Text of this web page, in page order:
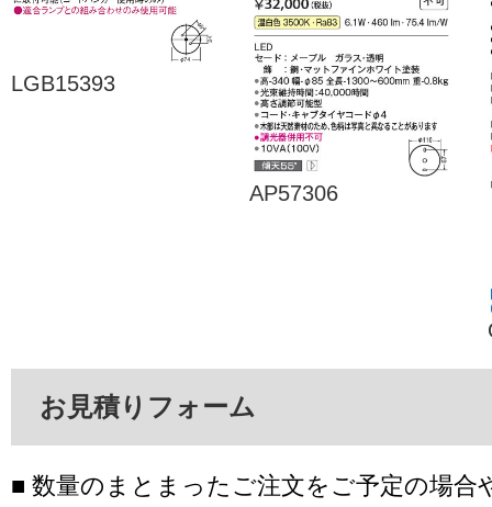
LGB15393
AP57306
お見積りフォーム
■ 数量のまとまったご注文をご予定の場合